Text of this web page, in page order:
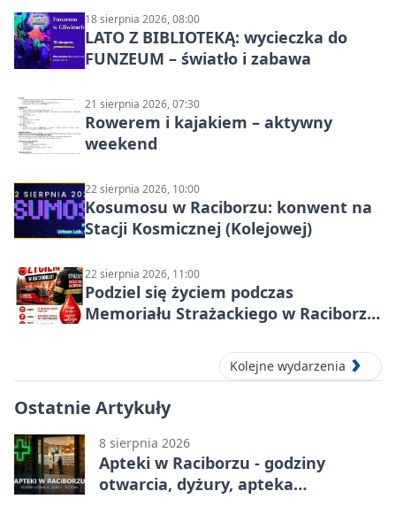
18 sierpnia 2026, 08:00
LATO Z BIBLIOTEKĄ: wycieczka do
FUNZEUM – światło i zabawa
21 sierpnia 2026, 07:30
Rowerem i kajakiem – aktywny
weekend
22 sierpnia 2026, 10:00
Kosumosu w Raciborzu: konwent na
Stacji Kosmicznej (Kolejowej)
22 sierpnia 2026, 11:00
Podziel się życiem podczas
Memoriału Strażackiego w Raciborzu
Kolejne wydarzenia
Ostatnie Artykuły
8 sierpnia 2026
Apteki w Raciborzu - godziny
otwarcia, dyżury, apteka